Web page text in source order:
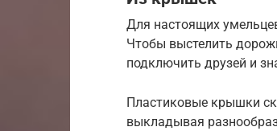
Для настоящих
Чтобы выстелить
подключить друзей и
Пластиковые крышки
выкладывая